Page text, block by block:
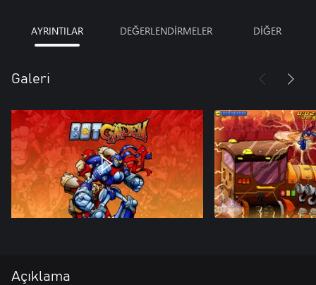
AYRINTILAR DEĞERLENDİRMELER DİĞER
Galeri
Açıklama